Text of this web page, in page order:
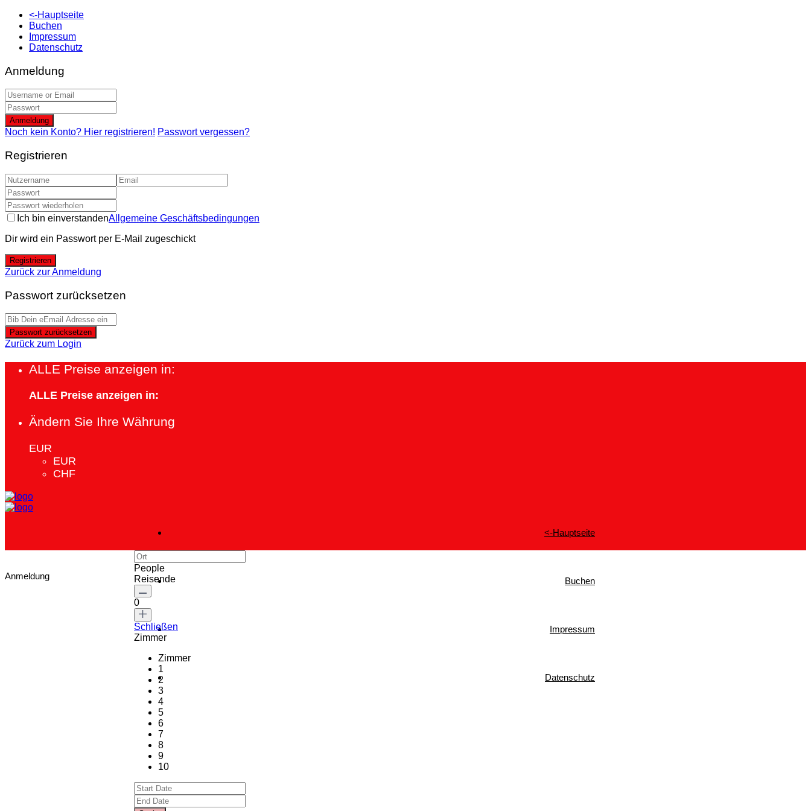
<-Hauptseite
Buchen
Impressum
Datenschutz
Anmeldung
Anmeldung
Noch kein Konto? Hier registrieren! Passwort vergessen?
Registrieren
Ich bin einverstandenAllgemeine Geschäftsbedingungen
Dir wird ein Passwort per E-Mail zugeschickt
Registrieren
Zurück zur Anmeldung
Passwort zurücksetzen
Passwort zurücksetzen
Zurück zum Login
ALLE Preise anzeigen in:
ALLE Preise anzeigen in:
Ändern Sie Ihre Währung
EUR
EUR
CHF
<-Hauptseite
Buchen
Impressum
Datenschutz
Anmeldung
People
Reisende
0
Schließen
Zimmer
Zimmer
1
2
3
4
5
6
7
8
9
10